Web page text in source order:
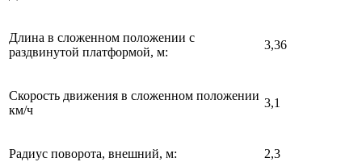
Длина в сложенном положении с
раздвинутой платформой, м:
3,36
Скорость движения в сложенном положении
км/ч
3,1
Радиус поворота, внешний, м: 2,3